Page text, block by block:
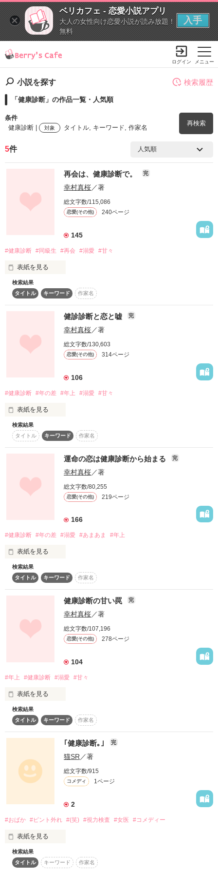
ベリカフェ - 恋愛小説アプリ
大人の女性向け恋愛小説が読み放題！
無料
入手
メニュー
ログイン
小説を探す
「健康診断」の作品一覧・人気順
条件
健康診断 |
対象 タイトル, キーワード, 作家名
再検索
検索ワード
ステータス 全て 完結
長編
超短編！フェチから始まる溺愛コンテスト
スターツ出版小説投稿サイト合同企画「1話からの長編大
賞」ベリーズカフェ会場
その他の条件 動画あり
検索履歴
5件
再会は、健康診断で。 完
幸村真桜／著
総文字数/115,086
恋愛(その他) 240ページ
145
#健康診断 #同級生 #再会 #溺愛 #甘々
表紙を見る
      西川 かえ、二十五歳。職業、看護師。
二度と会うこともないと思っていた苦い思い出のある相手と、
思わぬ形で再会する。
再会した彼との恋は、健康診断から始まる ―――――。
検索結果
タイトル
キーワード 作家名
健診診断と恋と嘘 完
幸村真桜／著
総文字数/130,603
恋愛(その他) 314ページ
106
#健康診断 #年の差 #年上 #溺愛 #甘々
表紙を見る
  健康診断で出会った彼との恋は、嘘から始まるーーー。
検索結果
タイトル
キーワード 作家名
運命の恋は健康診断から始まる 完
幸村真桜／著
総文字数/80,255
恋愛(その他) 219ページ
166
#健康診断 #年の差 #溺愛 #あまあま #年上
表紙を見る
      人を好きになる理由って、何だろう。
健康診断のために訪れる企業で会うあの人のことが気になるの
はどうしてなんだろう。
    高倉 宗一郎 (たかくら そういちろう) 45歳
               健診先のお客さん。
年の差十五歳の二人の恋は、健康診断から始まるーーー。
作品を読む
検索結果
タイトル
キーワード 作家名
健康診断の甘い罠 完
幸村真桜／著
総文字数/107,196
恋愛(その他) 278ページ
104
#年上 #健康診断 #溺愛 #甘々
表紙を見る
健康診断のために訪れた企業で出会ったその人は、猫のような
目を細めて微笑む。
「俺と付き合わない?それ、治したいと思わない?俺の事利用し
ていいからさ」
その言葉が、始まりで……彼の仕掛けた甘い罠に嵌まってい
       山口 千紗(やまぐち ちさ) 24歳
       健診センター勤務の看護師。男嫌い。
検索結果
タイトル
キーワード 作家名
｢健康診断｡｣ 完
猫SR／著
総文字数/915
コメディ 1ページ
2
#おばか #ピント外れ #(笑) #視力検査 #女医 #コメディー
表紙を見る
他の場所にも掲載しています｡
検索結果
タイトル
キーワード 作家名